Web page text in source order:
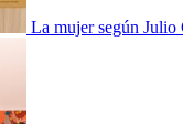
La mujer según Julio